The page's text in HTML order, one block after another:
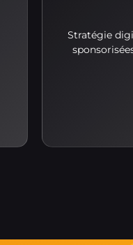
Stratégie